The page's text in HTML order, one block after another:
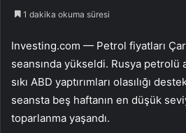
1 dakika okuma süresi
Investing.com — Petrol fiyatları
seansında yükseldi. Rusya petrolü
sıkı ABD yaptırımları olasılığı
seansta beş haftanın en düşük
toparlanma yaşandı.